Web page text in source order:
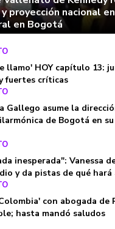
proyección nacional
en Bogotá
llamo' HOY capítulo 13:
fuertes críticas
Gallego asume la
de Bogotá en
inesperada": Vanessa
y da pistas de qué hará
con abogada de
hasta mandó saludos